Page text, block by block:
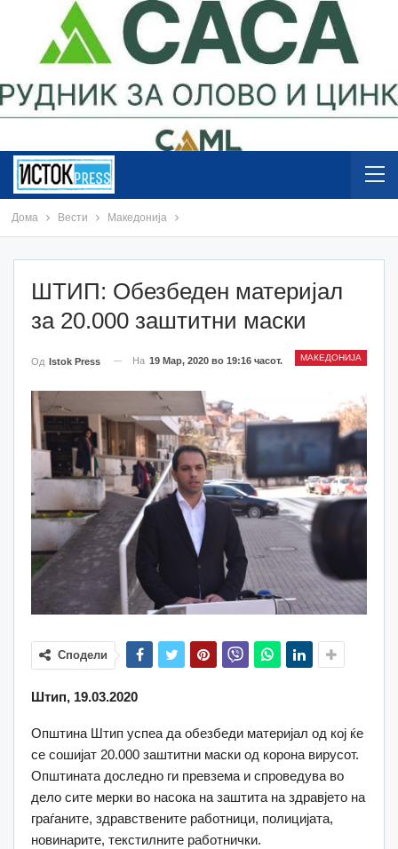
Дома Вести Македонија
ШТИП: Обезбеден материјал
за 20.000 заштитни маски
МАКЕДОНИЈА
Од Istok Press На 19 Мар, 2020 во 19:16 часот.
Сподели
Штип, 19.03.2020
Општина Штип успеа да обезбеди материјал од кој ќе
се сошијат 20.000 заштитни маски од корона вирусот.
Општината доследно ги превзема и спроведува во
дело сите мерки во насока на заштита на здравјето на
граѓаните, здравствените работници, полицијата,
новинарите, текстилните работнички.